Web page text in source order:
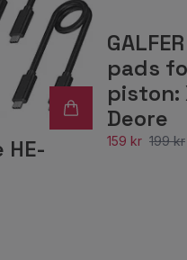
pads
piston:
Deore
159 kr 199 kr